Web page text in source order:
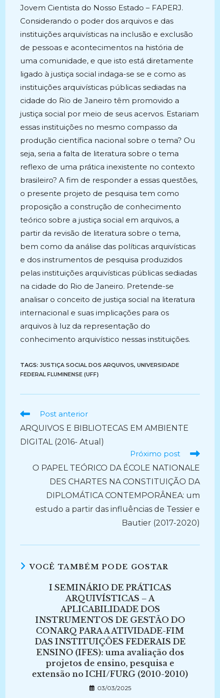
Jovem Cientista do Nosso Estado – FAPERJ.
Considerando o poder dos arquivos e das
instituições arquivísticas na inclusão e exclusão
de pessoas e acontecimentos na história de
uma comunidade, e que isto está diretamente
ligado à justiça social indaga-se se e como as
instituições arquivísticas públicas sediadas na
cidade do Rio de Janeiro têm promovido a
justiça social por meio de seus acervos. Estariam
essas instituições no mesmo compasso da
produção científica nacional sobre o tema? Ou
seja, seria a falta de literatura sobre o tema
reflexo de uma prática inexistente no contexto
brasileiro? A fim de responder a essas questões,
o presente projeto de pesquisa tem como
proposição a construção de conhecimento
teórico sobre a justiça social em arquivos, a
partir da revisão de literatura sobre o tema,
bem como da análise das políticas arquivísticas
e dos instrumentos de pesquisa produzidos
pelas instituições arquivísticas públicas sediadas
na cidade do Rio de Janeiro. Pretende-se
analisar o conceito de justiça social na literatura
internacional e suas implicações para os
arquivos à luz da representação do
conhecimento arquivístico nessas instituições.
TAGS:JUSTIÇA SOCIAL DOS ARQUIVOS, UNIVERSIDADE
FEDERAL FLUMINENSE (UFF)
Ler
artigos
Post anterior
ARQUIVOS E BIBLIOTECAS EM AMBIENTE
DIGITAL (2016- Atual)
Próximo post
O PAPEL TEÓRICO DA ÉCOLE NATIONALE
DES CHARTES NA CONSTITUIÇÃO DA
DIPLOMÁTICA CONTEMPORÂNEA: um
estudo a partir das influências de Tessier e
Bautier (2017-2020)
VOCÊ TAMBÉM PODE GOSTAR
I SEMINÁRIO DE PRÁTICAS
ARQUIVÍSTICAS – A
APLICABILIDADE DOS
INSTRUMENTOS DE GESTÃO DO
CONARQ PARA A ATIVIDADE-FIM
DAS INSTITUIÇÕES FEDERAIS DE
ENSINO (IFES): uma avaliação dos
projetos de ensino, pesquisa e
extensão no ICHI/FURG (2010-2010)
03/03/2025